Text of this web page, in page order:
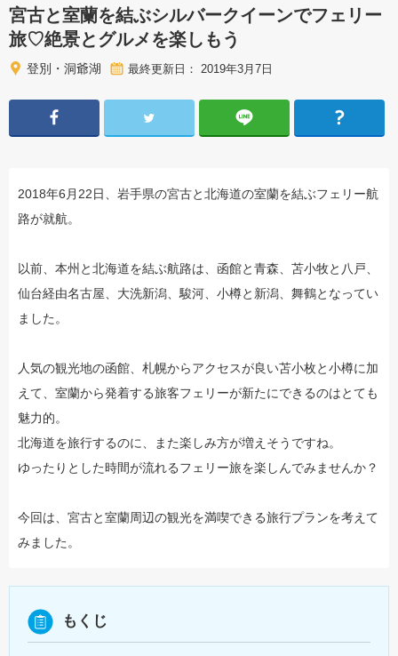
宮古と室蘭を結ぶシルバークイーンでフェリー
旅♡絶景とグルメを楽しもう
登別・洞爺湖 最終更新日： 2019年3月7日
2018年6月22日、岩手県の宮古と北海道の室蘭を結ぶフェリー航
路が就航。
以前、本州と北海道を結ぶ航路は、函館と青森、苫小牧と八戸、
仙台経由名古屋、大洗新潟、駿河、小樽と新潟、舞鶴となってい
ました。
人気の観光地の函館、札幌からアクセスが良い苫小枚と小樽に加
えて、室蘭から発着する旅客フェリーが新たにできるのはとても
魅力的。
北海道を旅行するのに、また楽しみ方が増えそうですね。
ゆったりとした時間が流れるフェリー旅を楽しんでみませんか？
今回は、宮古と室蘭周辺の観光を満喫できる旅行プランを考えて
みました。
もくじ